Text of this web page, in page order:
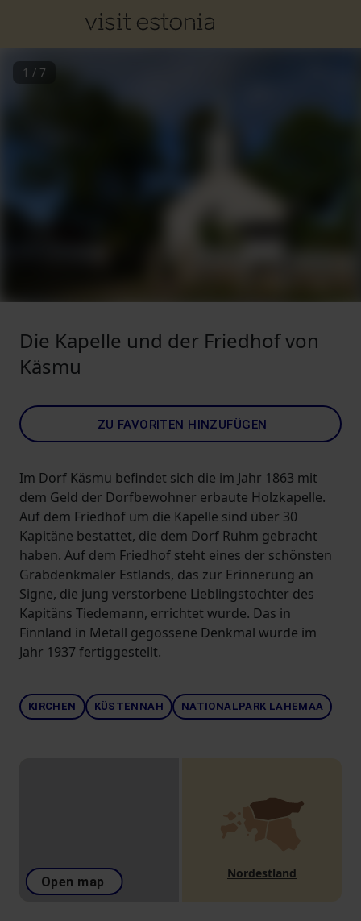
1 / 7
Die Kapelle und der Friedhof von
Käsmu
ZU FAVORITEN HINZUFÜGEN
Im Dorf Käsmu befindet sich die im Jahr 1863 mit
dem Geld der Dorfbewohner erbaute Holzkapelle.
Auf dem Friedhof um die Kapelle sind über 30
Kapitäne bestattet, die dem Dorf Ruhm gebracht
haben. Auf dem Friedhof steht eines der schönsten
Grabdenkmäler Estlands, das zur Erinnerung an
Signe, die jung verstorbene Lieblingstochter des
Kapitäns Tiedemann, errichtet wurde. Das in
Finnland in Metall gegossene Denkmal wurde im
Jahr 1937 fertiggestellt.
KIRCHEN KÜSTENNAH NATIONALPARK LAHEMAA
Open map
Nordestland